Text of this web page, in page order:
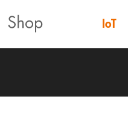
IoT